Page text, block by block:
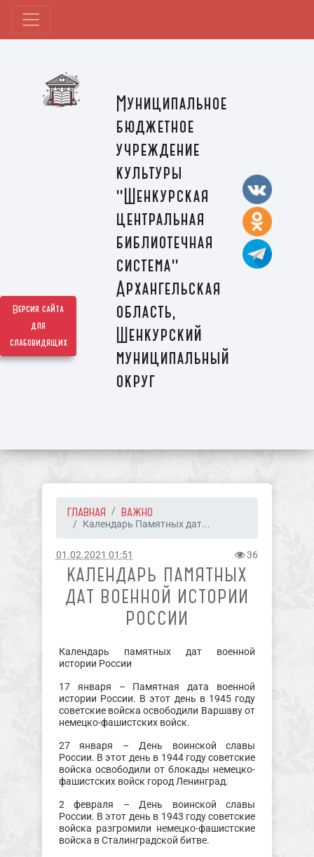
Версия сайта
для
слабовидящих
Муниципальное
бюджетное
учреждение
культуры
"Шенкурская
центральная
библиотечная
система"
Архангельская
область,
Шенкурский
муниципальный
округ
ГЛАВНАЯ ВАЖНО
Календарь Памятных дат...
01.02.2021 01:51 36
КАЛЕНДАРЬ ПАМЯТНЫХ
ДАТ ВОЕННОЙ ИСТОРИИ
РОССИИ
Календарь памятных дат военной
истории России
17 января – Памятная дата военной
истории России. В этот день в 1945 году
советские войска освободили Варшаву от
немецко-фашистских войск.
27 января – День воинской славы
России. В этот день в 1944 году советские
войска освободили от блокады немецко-
фашистских войск город Ленинград.
2 февраля – День воинской славы
России. В этот день в 1943 году советские
войска разгромили немецко-фашистские
войска в Сталинградской битве.